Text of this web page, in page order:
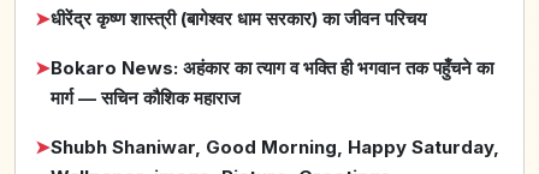
➤धीरेंद्र कृष्ण शास्त्री (बागेश्वर धाम सरकार) का जीवन परिचय
➤Bokaro News: अहंकार का त्याग व भक्ति ही भगवान तक पहुँचने का
मार्ग — सचिन कौशिक महाराज
➤Shubh Shaniwar, Good Morning, Happy Saturday,